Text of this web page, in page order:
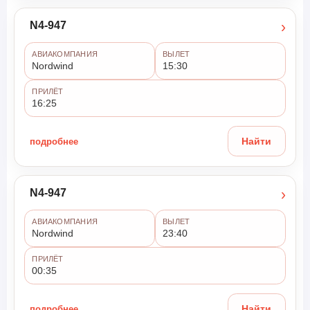
N4-947 ›
АВИАКОМПАНИЯ
Nordwind
ВЫЛЕТ
15:30
ПРИЛЁТ
16:25
подробнее Найти
N4-947 ›
АВИАКОМПАНИЯ
Nordwind
ВЫЛЕТ
23:40
ПРИЛЁТ
00:35